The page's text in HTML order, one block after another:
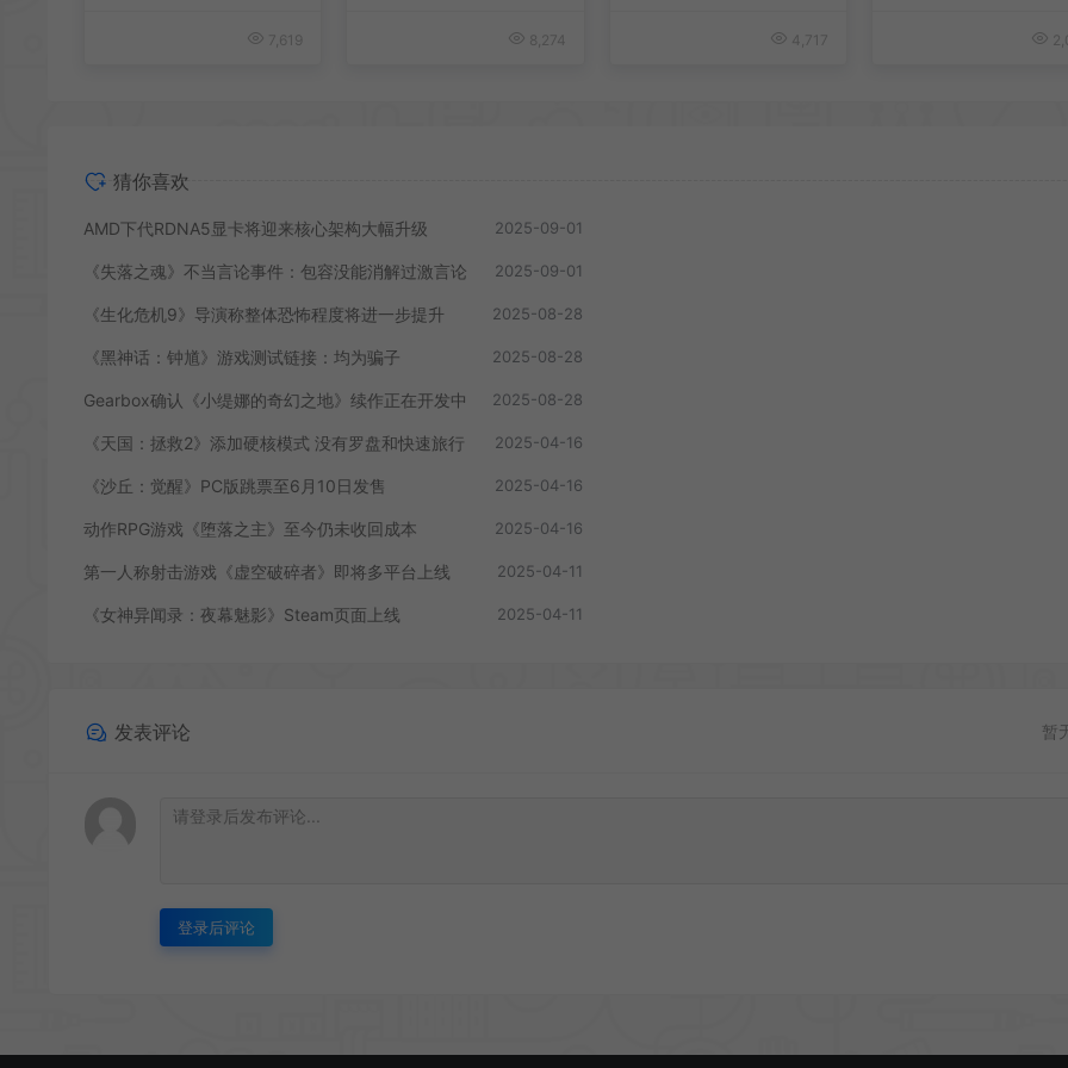
7,619 8,274 4,717
猜你喜欢
AMD下代RDNA5显卡将迎来核心架构大幅升级 2025-09-01
《失落之魂》不当言论事件：包容没能消解过激言论 2025-09-01
《生化危机9》导演称整体恐怖程度将进一步提升 2025-08-28
《黑神话：钟馗》游戏测试链接：均为骗子 2025-08-28
Gearbox确认《小缇娜的奇幻之地》续作正在开发中 2025-08-28
《天国：拯救2》添加硬核模式 没有罗盘和快速旅行 2025-04-16
《沙丘：觉醒》PC版跳票至6月10日发售 2025-04-16
动作RPG游戏《堕落之主》至今仍未收回成本 2025-04-16
第一人称射击游戏《虚空破碎者》即将多平台上线 2025-04-11
《女神异闻录：夜幕魅影》Steam页面上线 2025-04-11
发表评论 暂
登录后评论